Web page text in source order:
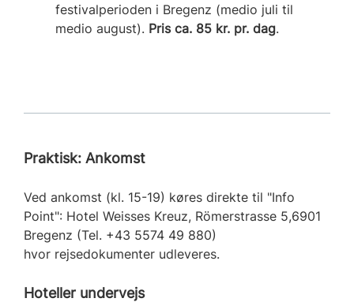
festivalperioden i Bregenz (medio juli til
medio august). Pris ca. 85 kr. pr. dag.
Praktisk: Ankomst
Ved ankomst (kl. 15-19) køres direkte til "Info
Point": Hotel Weisses Kreuz, Römerstrasse 5,6901
Bregenz (Tel. +43 5574 49 880)
hvor rejsedokumenter udleveres.
Hoteller undervejs